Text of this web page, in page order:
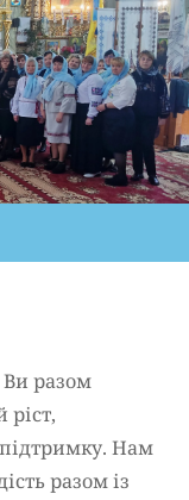
Ви разом
Нам
разом із